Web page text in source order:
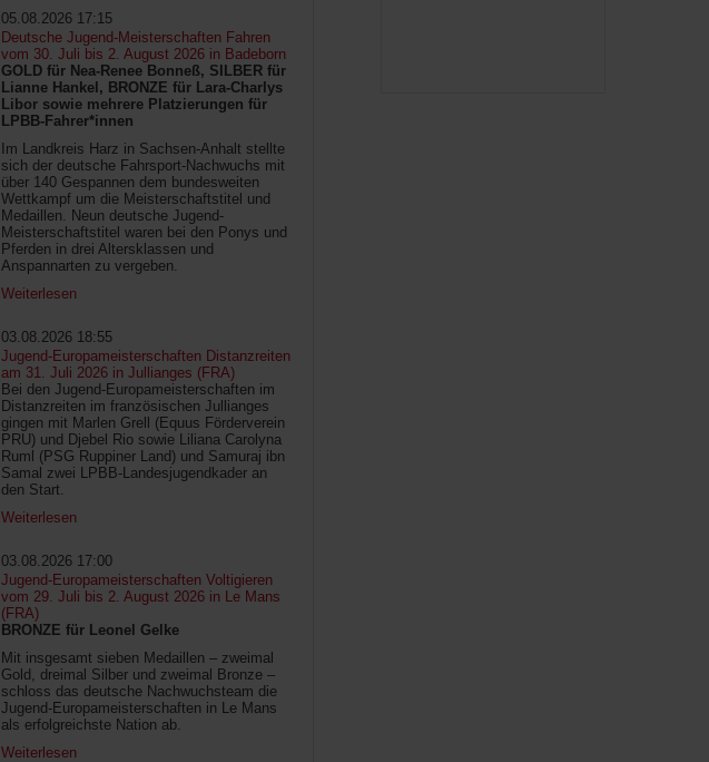
05.08.2026 17:15
Deutsche Jugend-Meisterschaften Fahren
vom 30. Juli bis 2. August 2026 in Badeborn
GOLD für Nea-Renee Bonneß, SILBER für
Lianne Hankel, BRONZE für Lara-Charlys
Libor sowie mehrere Platzierungen für
LPBB-Fahrer*innen
Im Landkreis Harz in Sachsen-Anhalt stellte
sich der deutsche Fahrsport-Nachwuchs mit
über 140 Gespannen dem bundesweiten
Wettkampf um die Meisterschaftstitel und
Medaillen. Neun deutsche Jugend-
Meisterschaftstitel waren bei den Ponys und
Pferden in drei Altersklassen und
Anspannarten zu vergeben.
Weiterlesen
03.08.2026 18:55
Jugend-Europameisterschaften Distanzreiten
am 31. Juli 2026 in Jullianges (FRA)
Bei den Jugend-Europameisterschaften im
Distanzreiten im französischen Jullianges
gingen mit Marlen Grell (Equus Förderverein
PRU) und Djebel Rio sowie Liliana Carolyna
Ruml (PSG Ruppiner Land) und Samuraj ibn
Samal zwei LPBB-Landesjugendkader an
den Start.
Weiterlesen
03.08.2026 17:00
Jugend-Europameisterschaften Voltigieren
vom 29. Juli bis 2. August 2026 in Le Mans
(FRA)
BRONZE für Leonel Gelke
Mit insgesamt sieben Medaillen – zweimal
Gold, dreimal Silber und zweimal Bronze –
schloss das deutsche Nachwuchsteam die
Jugend-Europameisterschaften in Le Mans
als erfolgreichste Nation ab.
Weiterlesen